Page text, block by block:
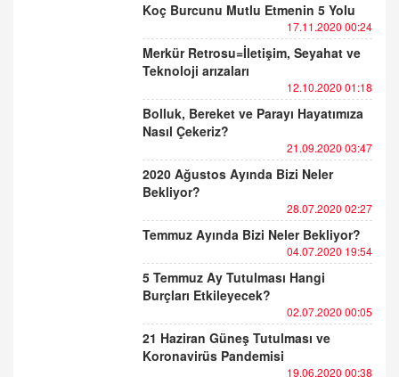
Koç Burcunu Mutlu Etmenin 5 Yolu
17.11.2020 00:24
Merkür Retrosu=İletişim, Seyahat ve
Teknoloji arızaları
12.10.2020 01:18
Bolluk, Bereket ve Parayı Hayatımıza
Nasıl Çekeriz?
21.09.2020 03:47
2020 Ağustos Ayında Bizi Neler
Bekliyor?
28.07.2020 02:27
Temmuz Ayında Bizi Neler Bekliyor?
04.07.2020 19:54
5 Temmuz Ay Tutulması Hangi
Burçları Etkileyecek?
02.07.2020 00:05
21 Haziran Güneş Tutulması ve
Koronavirüs Pandemisi
19.06.2020 00:38